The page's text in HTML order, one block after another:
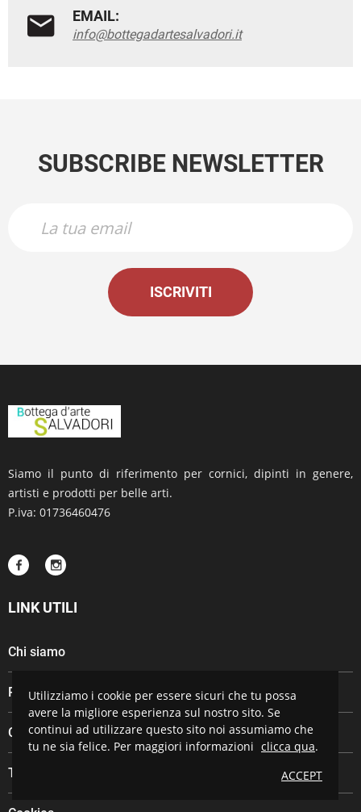
EMAIL:
info@bottegadartesalvadori.it
SUBSCRIBE NEWSLETTER
ISCRIVITI
Siamo il punto di riferimento per cornici, dipinti in genere,
artisti e prodotti per belle arti.
P.iva: 01736460476
LINK UTILI
Chi siamo
Più venduti
Consegna
Termini e condizioni d'uso
Utilizziamo i cookie per essere sicuri che tu possa
avere la migliore esperienza sul nostro sito. Se
continui ad utilizzare questo sito noi assumiamo che
tu ne sia felice. Per maggiori informazioni clicca qua.
ACCEPT